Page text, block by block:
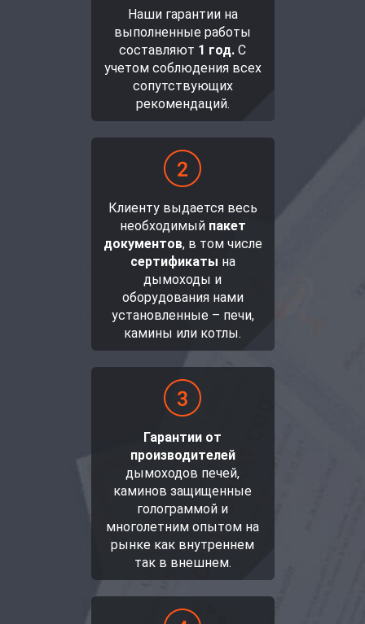
Наши гарантии на
выполненные работы
составляют 1 год. С
учетом соблюдения всех
сопутствующих
рекомендаций.
Клиенту выдается весь
необходимый пакет
документов, в том числе
сертификаты на
дымоходы и
оборудования нами
установленные – печи,
камины или котлы.
Гарантии от
производителей
дымоходов печей,
каминов защищенные
голограммой и
многолетним опытом на
рынке как внутреннем
так в внешнем.